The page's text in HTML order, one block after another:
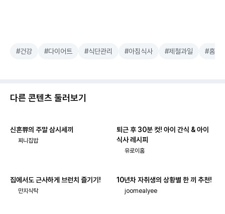
#건강 #다이어트 #식단관리 #아침식사 #제철과일 #홈브
다른 콘텐츠 둘러보기
신혼쀼의 주말 삼시세끼
찌니집밥
퇴근 후 30분 컷! 아이 간식 & 아이
식사 레시피
유로이홈
집에서도 근사하게 브런치 즐기기!
만지식탁
10년차 자취생의 상황별 한 끼 추천!
joomealyee